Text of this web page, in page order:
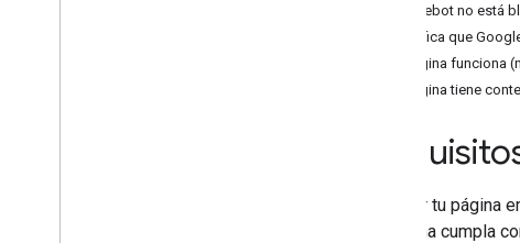
Googlebot no está
Verifica que
La página funciona
La página tiene
Mostrar tu página
tu página cumpla